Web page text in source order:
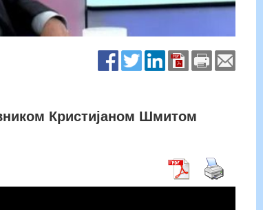
Кристијаном Шмитом